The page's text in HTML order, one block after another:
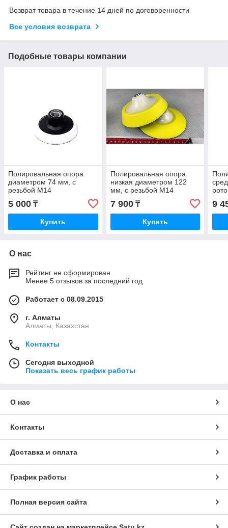
Возврат товара в течение 14 дней по договоренности
Все условия возврата
Подобные товары компании
Полировальная опора
диаметром 74 мм, с
резьбой M14
5 000 ₸
Купить
Полировальная опора
низкая диаметром 122
мм, с резьбой M14
7 900₸
Купить
9
О нас
Рейтинг не сформирован
Менее 5 отзывов за последний год
Работает с 08.09.2015
г. Алматы
Алматы, Казахстан
Контакты
Сегодня выходной
Показать весь график работы
О нас
Контакты
Доставка и оплата
График работы
Полная версия сайта